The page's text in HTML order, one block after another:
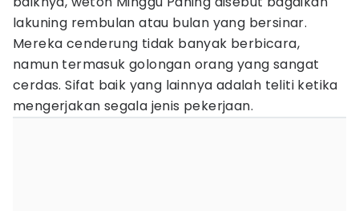
lakuning rembulan atau bulan yang bersinar.
Mereka cenderung tidak banyak berbicara,
namun termasuk golongan orang yang sangat
cerdas. Sifat baik yang lainnya adalah teliti ketika
mengerjakan segala jenis pekerjaan.